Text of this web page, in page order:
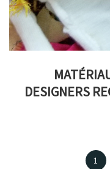
DESIGNERS
1